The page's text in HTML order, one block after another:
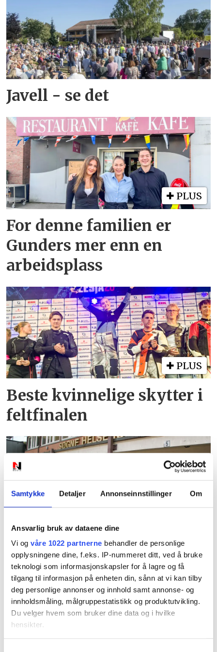
Samtykke Detaljer Annonseinnstillinger Om
Ansvarlig bruk av dataene dine
Vi og våre 1022 partnerne behandler de personlige
opplysningene dine, f.eks. IP-nummeret ditt, ved å bruke
teknologi som informasjonskapsler for å lagre og få
tilgang til informasjon på enheten din, sånn at vi kan tilby
deg personlige annonser og innhold samt annonse- og
innholdsmåling, målgruppestatistikk og produktutvikling.
Du velger hvem som bruker dine data og i hvilke
hensikter.
Javell - se det
PLUS
For denne familien er
Gunders mer enn en
arbeidsplass
PLUS
Beste kvinnelige skytter i
feltfinalen
Leger får betalt for å la
være å sykmelde